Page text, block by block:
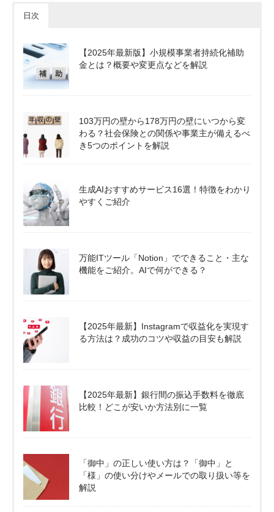
日次
【2025年最新版】小規模事業者持続化補助
金とは？概要や変更点などを解説
103万円の壁から178万円の壁にいつから変
わる？社会保険との関係や事業主が備えるべ
き5つのポイントを解説
生成AIおすすめサービス16選！特徴をわかり
やすくご紹介
万能ITツール「Notion」でできること・主な
機能をご紹介。AIで何ができる？
【2025年最新】Instagramで収益化を実現す
る方法は？成功のコツや収益の目安も解説
【2025年最新】銀行間の振込手数料を徹底
比較！どこが安いか方法別に一覧
「御中」の正しい使い方は？「御中」と
「様」の使い分けやメールでの取り扱い等を
解説